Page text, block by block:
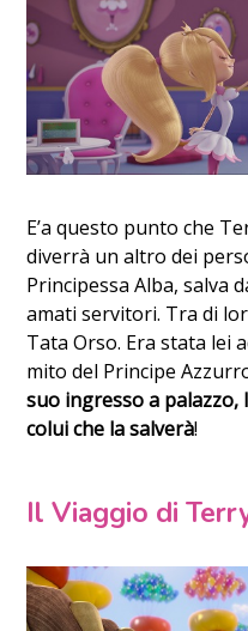
E’a questo punto che
diverrà un altro dei
Principessa Alba, salva
amati servitori. Tra di
Tata Orso. Era stata lei
mito del Principe
suo ingresso a palazzo,
colui che la salverà!
Il Viaggio di